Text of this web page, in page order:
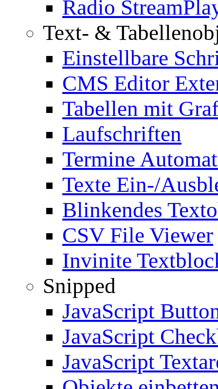
Radio
Text- &
Einstellbare
CMS Editor
Tabellen mit
Laufschriften
Termine
Texte Ein-/
Blinkendes
CSV File Viewer
Invinite
Snipped
JavaScript
JavaScript
JavaScript